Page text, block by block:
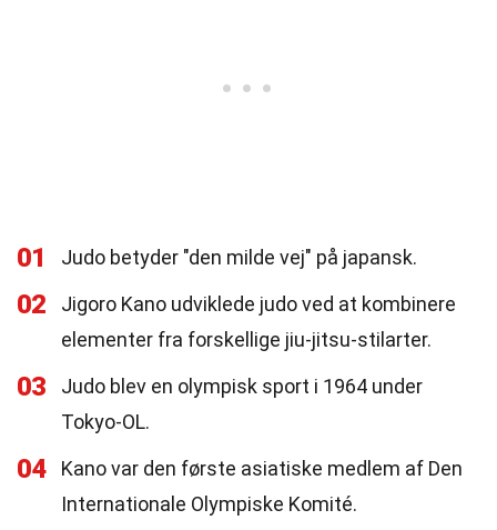
01 Judo betyder "den milde vej" på japansk.
02
Jigoro Kano udviklede judo ved at kombinere
elementer fra forskellige jiu-jitsu-stilarter.
03
Judo blev en olympisk sport i 1964 under
Tokyo-OL.
04
Kano var den første asiatiske medlem af Den
Internationale Olympiske Komité.